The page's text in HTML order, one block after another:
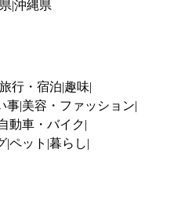
沖縄県
旅行・宿泊 趣味
事 美容・ファッション
動車・バイク
ペット 暮らし